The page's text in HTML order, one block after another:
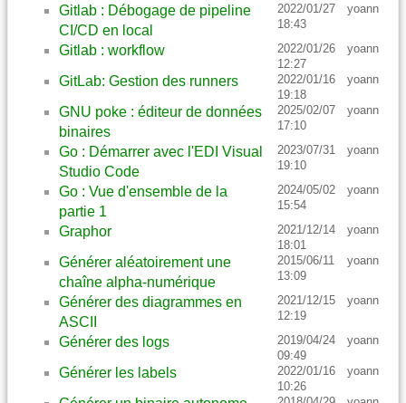
Gitlab : Débogage de pipeline
CI/CD en local
2022/01/27
18:43
yoann
Gitlab : workflow
2022/01/26
12:27
yoann
GitLab: Gestion des runners
2022/01/16
19:18
yoann
GNU poke : éditeur de données
binaires
2025/02/07
17:10
yoann
Go : Démarrer avec l'EDI Visual
Studio Code
2023/07/31
19:10
yoann
Go : Vue d'ensemble de la
partie 1
2024/05/02
15:54
yoann
Graphor
2021/12/14
18:01
yoann
Générer aléatoirement une
chaîne alpha-numérique
2015/06/11
13:09
yoann
Générer des diagrammes en
ASCII
2021/12/15
12:19
yoann
Générer des logs
2019/04/24
09:49
yoann
Générer les labels
2022/01/16
10:26
yoann